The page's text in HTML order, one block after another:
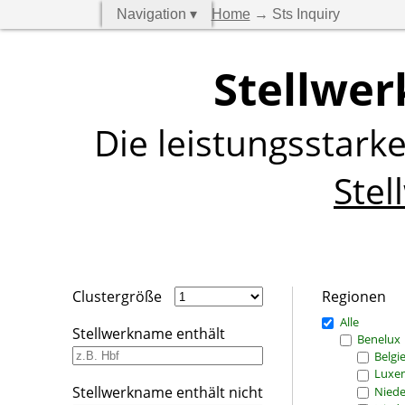
Navigation ▾ Home→ Sts Inquiry
Die
Clustergröße
Stellwerkname enthält
Stellwerkname enthält nicht
Regionen
Alle
Benelux